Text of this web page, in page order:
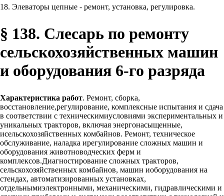
18. Элеваторы цепные - ремонт, установка, регулировка.
§ 138. Слесарь по ремонту
сельскохозяйственных машин
и оборудования 6-го разряда
Характеристика работ. Ремонт, сборка,
восстановление,регулирование, комплексные испытания и сдача
в соответствии с техническимиусловиями экспериментальных и
уникальных тракторов, включая энергонасыщенные,
исельскохозяйственных комбайнов. Ремонт, техническое
обслуживание, наладка ирегулирование сложных машин и
оборудования животноводческих ферм и
комплексов.Диагностирование сложных тракторов,
сельскохозяйственных комбайнов, машин иоборудования на
стендах, автоматизированных установках,
отдельнымиэлектронными, механическими, гидравлическими и